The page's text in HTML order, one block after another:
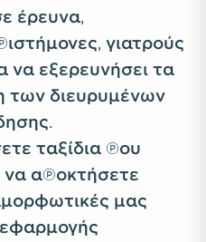
έρευνα,
γιατρούς
να εξερευνήσει τα
των διευρυμένων
ταξίδια που
να αποκτήσετε
μας